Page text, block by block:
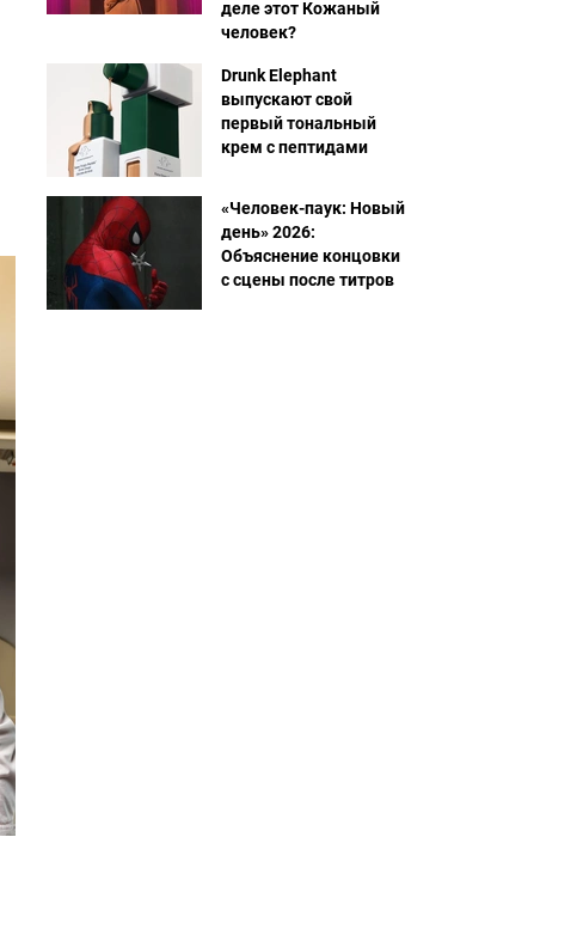
деле этот Кожаный
человек?
Drunk Elephant
выпускают свой
первый тональный
крем с пептидами
«Человек-паук: Новый
день» 2026:
Объяснение концовки
с сцены после титров